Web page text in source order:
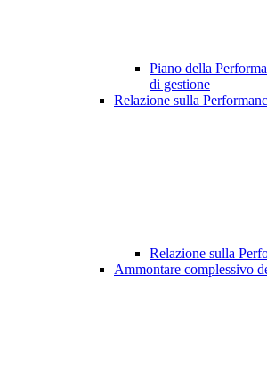
Piano della
di gestione
Relazione sulla
Relazione sulla
Ammontare complessivo